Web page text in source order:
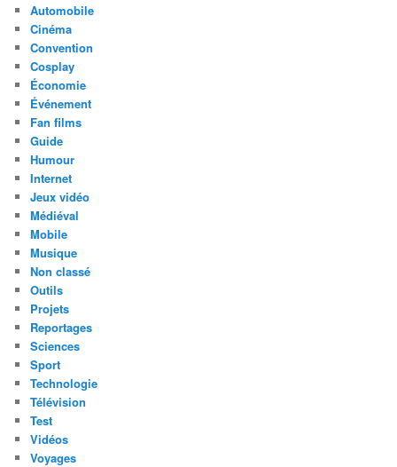
Automobile
Cinéma
Convention
Cosplay
Économie
Événement
Fan films
Guide
Humour
Internet
Jeux vidéo
Médiéval
Mobile
Musique
Non classé
Outils
Projets
Reportages
Sciences
Sport
Technologie
Télévision
Test
Vidéos
Voyages